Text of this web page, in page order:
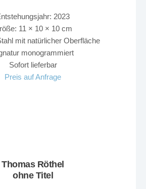
2023
11 × 10 × 10 cm
mit natürlicher Oberfläche
monogrammiert
Sofort lieferbar
Preis auf Anfrage
Thomas Röthel
ohne Titel